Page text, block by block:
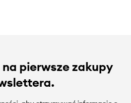
pierwsze zakupy